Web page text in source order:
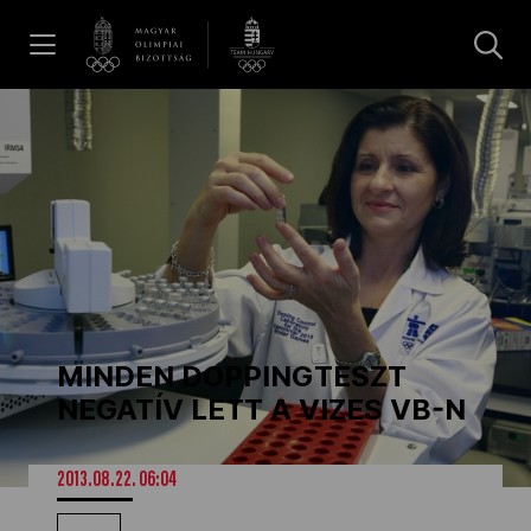
Hírek
Dakar 2026
Los Angeles 2028
MOB
MINDEN DOPPINGTESZT
NEGATÍV LETT A VIZES VB-N
2013.08.22. 06:04